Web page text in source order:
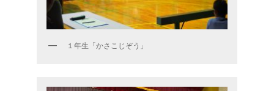
１年生「かさこじぞう」